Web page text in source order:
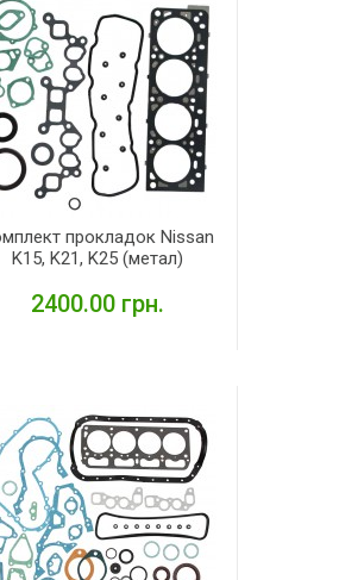
прокладок Nissan
K15, K21, K25 (метал)
2400.00 грн.